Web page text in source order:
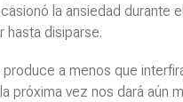
la ansiedad durante
hasta disiparse.
a menos que
próxima vez nos dará